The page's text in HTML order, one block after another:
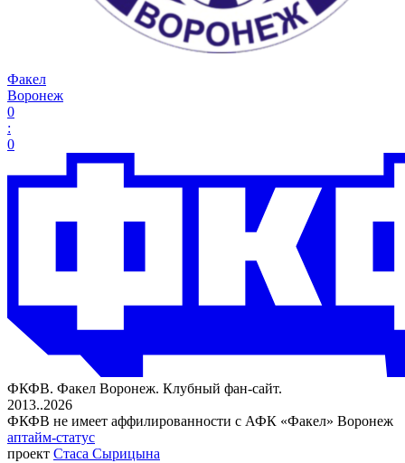
Факел
Воронеж
0
:
0
ФКФВ. Факел Воронеж. Клубный фан-сайт.
2013..2026
ФКФВ не имеет аффилированности с АФК «Факел» Воронеж
аптайм-статус
проект Стаса Сырицына